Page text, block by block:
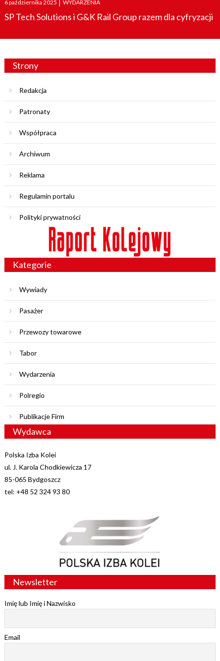
on
6 października 2025 | WYDARZENIA
SP Tech Solutions i G&K Rail Group razem dla cyfryzacji
Strony
Redakcja
Patronaty
Współpraca
Archiwum
Reklama
Regulamin portalu
Polityki prywatności
Kategorie
Wywiady
Pasażer
Przewozy towarowe
Tabor
Wydarzenia
Polregio
Publikacje Firm
Wydawca
Polska Izba Kolei
ul. J. Karola Chodkiewicza 17
85-065 Bydgoszcz
tel: +48 52 324 93 80
Newsletter
Imię lub Imię i Nazwisko
Email